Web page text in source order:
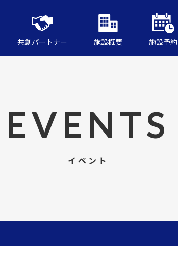
共創パートナー 施設概要 施設予約
EVENTS
イベント